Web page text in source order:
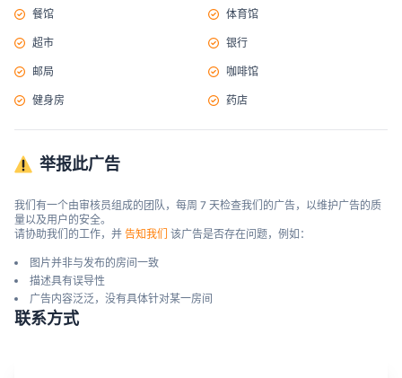
餐馆 体育馆
超市 银行
邮局 咖啡馆
健身房 药店
举报此广告
我们有一个由审核员组成的团队，每周 7 天检查我们的广告，以维护广告的质
量以及用户的安全。
请协助我们的工作，并 告知我们 该广告是否存在问题，例如：
图片并非与发布的房间一致
描述具有误导性
广告内容泛泛，没有具体针对某一房间
联系方式